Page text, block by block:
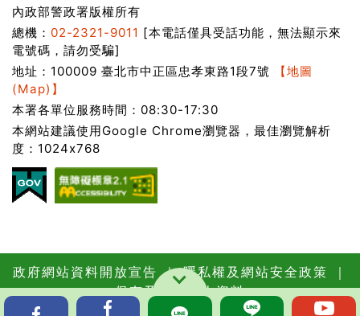
內政部警政署版權所有
總機： 02-2321-9011 [本電話僅具受話功能，無法顯示來
電號碼，請勿受騙]
地址：100009 臺北市中正區忠孝東路1段7號
【地圖
(Map)】
本署各單位服務時間：08:30-17:30
本網站建議使用Google Chrome瀏覽器，最佳瀏覽解析
度：1024x768
政府網站資料開放宣告 ｜隱私權及網站安全政策 ｜
保有及管理個人資料
更新日期：115年08月06日
瀏覽人次：